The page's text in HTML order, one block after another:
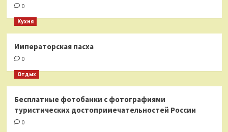
0
Кухня
Императорская пасха
0
Отдых
Бесплатные фотобанки с фотографиями
туристических достопримечательностей России
0